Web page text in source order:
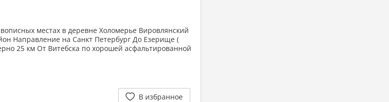
местах в деревне Холомерье Вировлянский
Направление на Санкт Петербург До Езерище (
25 км От Витебска по хорошей асфальтированной
В избранное